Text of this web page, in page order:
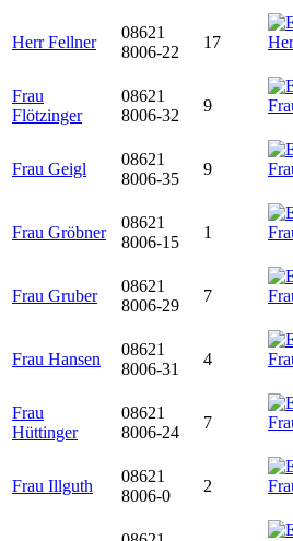
Herr Fellner
08621
8006-22
17
Frau
Flötzinger
08621
8006-32
9
Frau Geigl
08621
8006-35
9
Frau Gröbner
08621
8006-15
1
Frau Gruber
08621
8006-29
7
Frau Hansen
08621
8006-31
4
Frau
Hüttinger
08621
8006-24
7
Frau Illguth
08621
8006-0
2